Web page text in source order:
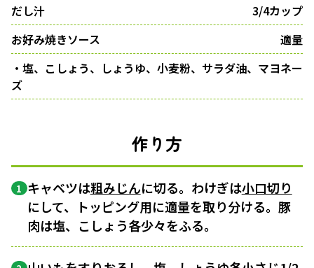
だし汁
3/4カップ
お好み焼きソース
適量
・塩、こしょう、しょうゆ、小麦粉、サラダ油、マヨネー
ズ
作り方
1 キャベツは粗みじんに切る。わけぎは小口切り
にして、トッピング用に適量を取り分ける。豚
肉は塩、こしょう各少々をふる。